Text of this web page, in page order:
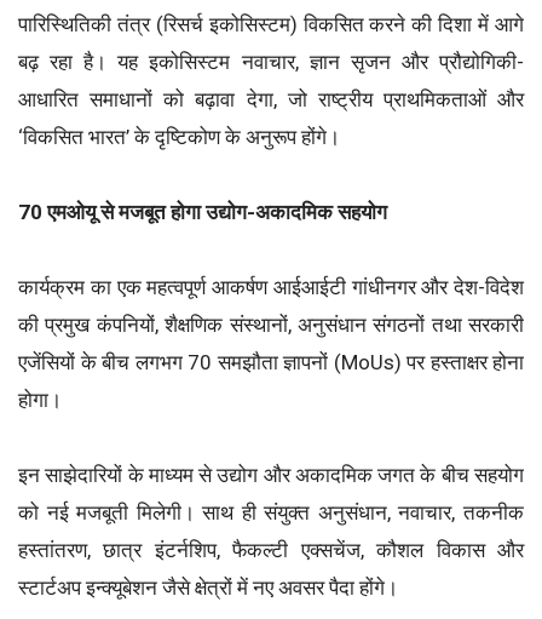
पारिस्थितिकी तंत्र (रिसर्च इकोसिस्टम) विकसित करने की दिशा में आगे
बढ़ रहा है। यह इकोसिस्टम नवाचार, ज्ञान सृजन और प्रौद्योगिकी-
आधारित समाधानों को बढ़ावा देगा, जो राष्ट्रीय प्राथमिकताओं और
‘विकसित भारत’ के दृष्टिकोण के अनुरूप होंगे।
70 एमओयू से मजबूत होगा उद्योग-अकादमिक सहयोग
कार्यक्रम का एक महत्वपूर्ण आकर्षण आईआईटी गांधीनगर और देश-विदेश
की प्रमुख कंपनियों, शैक्षणिक संस्थानों, अनुसंधान संगठनों तथा सरकारी
एजेंसियों के बीच लगभग 70 समझौता ज्ञापनों (MoUs) पर हस्ताक्षर होना
होगा।
इन साझेदारियों के माध्यम से उद्योग और अकादमिक जगत के बीच सहयोग
को नई मजबूती मिलेगी। साथ ही संयुक्त अनुसंधान, नवाचार, तकनीक
हस्तांतरण, छात्र इंटर्नशिप, फैकल्टी एक्सचेंज, कौशल विकास और
स्टार्टअप इन्क्यूबेशन जैसे क्षेत्रों में नए अवसर पैदा होंगे।